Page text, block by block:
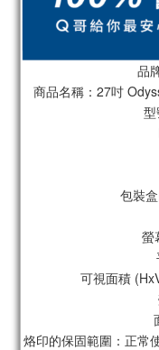
品
商品名稱：27吋
包裝
螢
可視面積
烙印的保固範圍：正常